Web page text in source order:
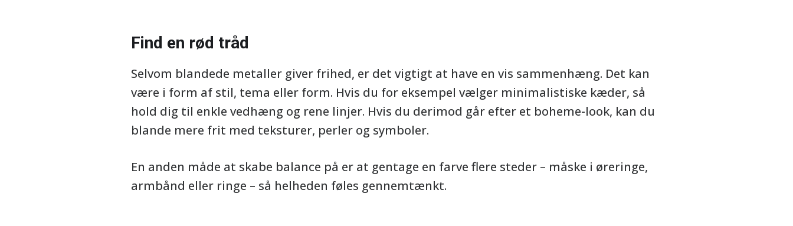
Find en rød tråd
Selvom blandede metaller giver frihed, er det vigtigt at have en vis sammenhæng. Det kan
være i form af stil, tema eller form. Hvis du for eksempel vælger minimalistiske kæder, så
hold dig til enkle vedhæng og rene linjer. Hvis du derimod går efter et boheme-look, kan du
blande mere frit med teksturer, perler og symboler.
En anden måde at skabe balance på er at gentage en farve flere steder – måske i øreringe,
armbånd eller ringe – så helheden føles gennemtænkt.